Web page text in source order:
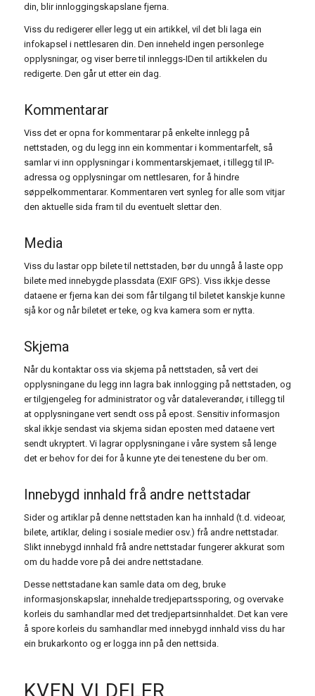
din, blir innloggingskapslane fjerna.
Viss du redigerer eller legg ut ein artikkel, vil det bli laga ein
infokapsel i nettlesaren din. Den inneheld ingen personlege
opplysningar, og viser berre til innleggs-IDen til artikkelen du
redigerte. Den går ut etter ein dag.
Kommentarar
Viss det er opna for kommentarar på enkelte innlegg på
nettstaden, og du legg inn ein kommentar i kommentarfelt, så
samlar vi inn opplysningar i kommentarskjemaet, i tillegg til IP-
adressa og opplysningar om nettlesaren, for å hindre
søppelkommentarar. Kommentaren vert synleg for alle som vitjar
den aktuelle sida fram til du eventuelt slettar den.
Media
Viss du lastar opp bilete til nettstaden, bør du unngå å laste opp
bilete med innebygde plassdata (EXIF GPS). Viss ikkje desse
dataene er fjerna kan dei som får tilgang til biletet kanskje kunne
sjå kor og når biletet er teke, og kva kamera som er nytta.
Skjema
Når du kontaktar oss via skjema på nettstaden, så vert dei
opplysningane du legg inn lagra bak innlogging på nettstaden, og
er tilgjengeleg for administrator og vår dataleverandør, i tillegg til
at opplysningane vert sendt oss på epost. Sensitiv informasjon
skal ikkje sendast via skjema sidan eposten med dataene vert
sendt ukryptert. Vi lagrar opplysningane i våre system så lenge
det er behov for dei for å kunne yte dei tenestene du ber om.
Innebygd innhald frå andre nettstadar
Sider og artiklar på denne nettstaden kan ha innhald (t.d. videoar,
bilete, artiklar, deling i sosiale medier osv.) frå andre nettstadar.
Slikt innebygd innhald frå andre nettstadar fungerer akkurat som
om du hadde vore på dei andre nettstadane.
Desse nettstadane kan samle data om deg, bruke
informasjonskapslar, innehalde tredjepartssporing, og overvake
korleis du samhandlar med det tredjepartsinnhaldet. Det kan vere
å spore korleis du samhandlar med innebygd innhald viss du har
ein brukarkonto og er logga inn på den nettsida.
KVEN VI DELER